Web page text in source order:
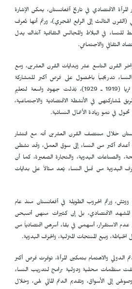
الاقتصادي في تاريخ أفغانستان، يمكن الإشارة
الثالث إلى الرابع الهجري)، ورغم أنها تُعرف
للنساء في البلاط والمجالس الثقافية آنذاك يدل
الثقافي والاجتماعي.
القرن التاسع عشر وبدايات القرن العشرين، ومع
تدريجياً بالحصول على فرص أكبر للمشاركة
الاقتصادية، وخلال فترة الملكة ثريا (1919 ـ 1929)، بُذلت جهود واسعة لتعليم
لمشاركتهن في الأنشطة الاقتصادية والاجتماعية،
في نمو ريادة الأعمال النسائية.
خلال منتصف القرن العشرين أنه مع انتشار
أعداد أكبر من النساء إلى سوق العمل، وقد نشطن
والصناعات اليدوية، والتجارة الصغيرة، كما أن
اليدوية من قبل النساء يُعد مثالاً على بدايات
ورغم الحروب الطويلة في أفغانستان منذ عام
المشهد الاقتصادي، بل إن كثيرات منهن أصبحن
عدم الاستقرار، أسهمن في بقاء أسرهن اقتصادياً من
وبيع المنتجات المنزلية، والحِرَف اليدوية.
زيادة الدعم الدولي والاهتمام بتمكين المرأة، توفرت فرص أكبر
منظمات محلية ودولية برامج لتدريب النساء
إلى الأسواق، وتقديم الدعم المالي لهن، وخلال